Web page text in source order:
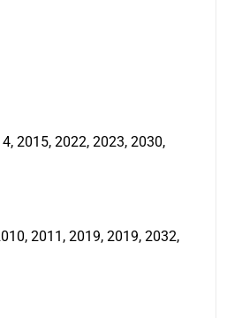
2015, 2022, 2023, 2030,
2011, 2019, 2019, 2032,